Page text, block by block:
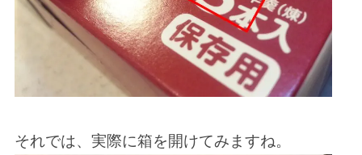
それでは、実際に箱を開けてみますね。